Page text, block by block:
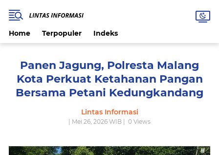
Home Terpopuler Indeks
Panen Jagung, Polresta Malang
Kota Perkuat Ketahanan Pangan
Bersama Petani Kedungkandang
Lintas Informasi
| Mei 26, 2026 WIB | 0 Views